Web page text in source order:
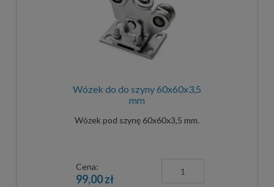
Wózek do do szyny 60x60x3,5
mm
Wózek pod szynę 60x60x3,5 mm.
Cena:
99,00 zł